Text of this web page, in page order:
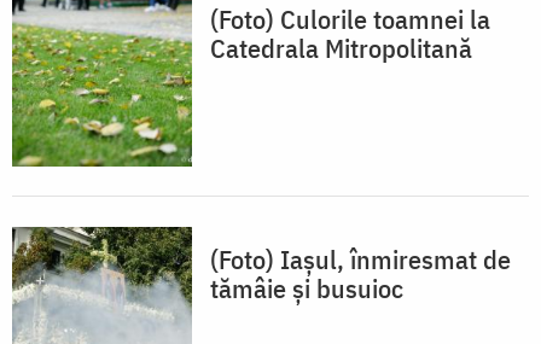
(Foto) Culorile toamnei la
Catedrala Mitropolitană
(Foto) Iașul, înmiresmat de
tămâie și busuioc